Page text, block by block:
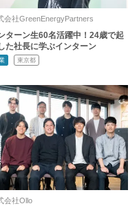
会社GreenEnergyPartners
ターン生60名活躍中！24歳で起
た社長に学ぶインターン
東京都
会社Ollo